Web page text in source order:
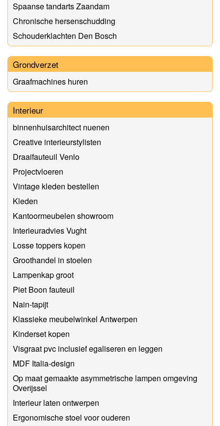
Spaanse tandarts Zaandam
Chronische hersenschudding
Schouderklachten Den Bosch
Grondverzet
Graafmachines huren
Interieur
binnenhuisarchitect nuenen
Creative interieurstylisten
Draaifauteuil Venlo
Projectvloeren
Vintage kleden bestellen
Kleden
Kantoormeubelen showroom
Interieuradvies Vught
Losse toppers kopen
Groothandel in stoelen
Lampenkap groot
Piet Boon fauteuil
Nain-tapijt
Klassieke meubelwinkel Antwerpen
Kinderset kopen
Visgraat pvc inclusief egaliseren en leggen
MDF Italia-design
Op maat gemaakte asymmetrische lampen omgeving
Overijssel
Interieur laten ontwerpen
Ergonomische stoel voor ouderen